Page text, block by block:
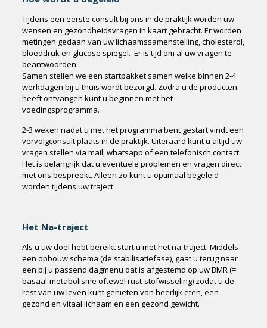
Tijdens een eerste consult bij ons in de praktijk worden uw
wensen en gezondheidsvragen in kaart gebracht. Er worden
metingen gedaan van uw lichaamssamenstelling, cholesterol,
bloeddruk en glucose spiegel. Er is tijd om al uw vragen te
beantwoorden.
Samen stellen we een startpakket samen welke binnen 2-4
werkdagen bij u thuis wordt bezorgd. Zodra u de producten
heeft ontvangen kunt u beginnen met het
voedingsprogramma.
2-3 weken nadat u met het programma bent gestart vindt een
vervolgconsult plaats in de praktijk. Uiteraard kunt u altijd uw
vragen stellen via mail, whatsapp of een telefonisch contact.
Het is belangrijk dat u eventuele problemen en vragen direct
met ons bespreekt. Alleen zo kunt u optimaal begeleid
worden tijdens uw traject.
Het Na-traject
Als u uw doel hebt bereikt start u met het na-traject. Middels
een opbouw schema (de stabilisatiefase), gaat u terug naar
een bij u passend dagmenu dat is afgestemd op uw BMR (=
basaal-metabolisme oftewel rust-stofwisseling) zodat u de
rest van uw leven kunt genieten van heerlijk eten, een
gezond en vitaal lichaam en een gezond gewicht.